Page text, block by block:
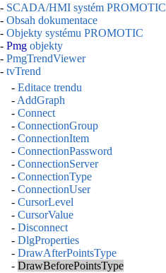
- SCADA/HMI systém PROMOTIC
- Obsah dokumentace
- Objekty systému PROMOTIC
- Pmg objekty
- PmgTrendViewer
- tvTrend
- Editace trendu
- AddGraph
- Connect
- ConnectionGroup
- ConnectionItem
- ConnectionPassword
- ConnectionServer
- ConnectionType
- ConnectionUser
- CursorLevel
- CursorValue
- Disconnect
- DlgProperties
- DrawAfterPointsType
- DrawBeforePointsType